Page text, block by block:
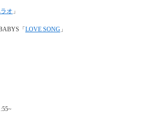
オ 」
「 LOVE SONG 」